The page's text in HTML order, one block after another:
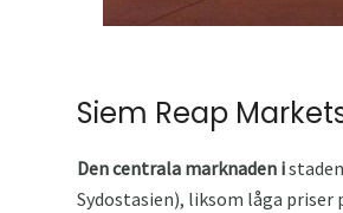
Siem Reap
Den centrala marknaden i
Sydostasien), liksom låga priser